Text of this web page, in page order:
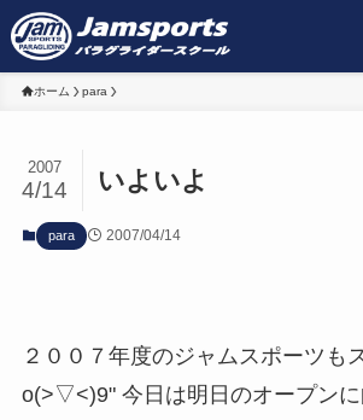
ホーム para
いよいよ
2007
4/14
para 2007/04/14
２００７年度のジャムスポーツも
o(>▽<)9" 今日は明日のオープン